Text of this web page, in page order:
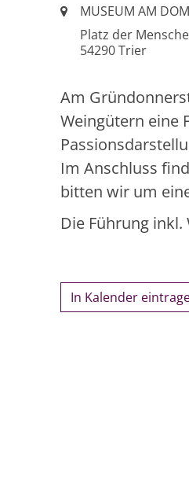
Ort:MUSEUM AM DOM
Platz der
54290Trier
Am
Weingütern eine
Im Anschluss
bitten wir um
Die Führung
In Kalender